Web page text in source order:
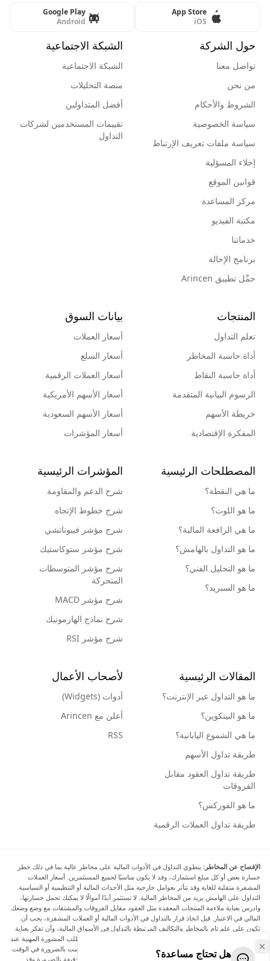
App Store
iOS
Google Play
Android
حول الشركة
تواصل معنا
من نحن
الشروط والأحكام
سياسة الخصوصية
سياسة ملفات تعريف الإرتباط
إخلاء المسؤلية
قوانين الموقع
مركز المساعدة
مكتبة الفيديو
خدماتنا
برنامج الإحالة
حمِّل تطبيق Arincen
الشبكة الاجتماعية
الشبكة الاجتماعية
منصة التحليلات
أفضل المتداولين
تقييمات المستخدمين لشركات
التداول
المنتجات
تعلم التداول
أداة حاسبة المخاطر
أداة حاسبة النقاط
الرسوم البيانية المتقدمة
خريطة الأسهم
المفكرة الإقتصادية
بيانات السوق
أسعار العملات
أسعار السلع
أسعار العملات الرقمية
أسعار الأسهم الأمريكية
أسعار الأسهم السعودية
أسعار المؤشرات
المصطلحات الرئيسية
ما هي النقطة؟
ما هو اللوت؟
ما هي الرافعة المالية؟
ما هو التداول بالهامش؟
ما هو التحليل الفني؟
ما هو السبريد؟
المؤشرات الرئيسية
شرح الدعم والمقاومة
شرح خطوط الإتجاه
شرح مؤشر فيبوناتشي
شرح مؤشر ستوكاستيك
شرح مؤشر المتوسطات
المتحركة
شرح مؤشر MACD
شرح نماذج الهارمونيك
شرح مؤشر RSI
المقالات الرئيسية
ما هو التداول عبر الإنترنت؟
ما هو البيتكوين؟
ما هي الشموع اليابانية؟
طريقة تداول الأسهم
طريقة تداول العقود مقابل
الفروقات
ما هو الفوركس؟
طريقة تداول العملات الرقمية
لأصحاب الأعمال
أدوات (Widgets)
أعلن مع Arincen
RSS
الإفصاح عن المخاطر: ينطوي التداول في الأدوات المالية على مخاطر عالية بما في ذلك خطر
خسارة بعض أو كل مبلغ استثمارك، وقد لا يكون مناسبًا لجميع المستثمرين. أسعار العملات
المشفرة متقلبة للغاية وقد تتأثر بعوامل خارجية مثل الأحداث المالية أو التنظيمية أو السياسية.
التداول على الهامش يزيد من المخاطر المالية. لا تستثمر أبدًا أموالًا لا يمكنك تحمل خسارتها،
وادرس بعناية ملاءمة المنتجات المعقدة مثل العقود مقابل الفروقات والمشتقات مع وضع وضعك
المالي في الاعتبار. قبل اتخاذ قرار بالتداول في الأدوات المالية أو العملات المشفرة، يجب أن
تكون على علم تام بالمخاطر والتكاليف المرتبطة بالتداول في الأسواق المالية، وأن تفكر بعناية
في أهدافك الاستثمارية ومستوى خبرتك ورغبتك في المخاطرة، وأن تطلب المشورة المهنية عند
الحاجة. تود Arincen أن تذكرك بأن البيانات الواردة في هذا الموقع ليست بالضرورة في الوقت
الفعلي وليست دقيقة. البيانات والأسعار الموجودة على الموقع ليست دقيقة بالضرورة وقد
هل تحتاج مساعدة؟